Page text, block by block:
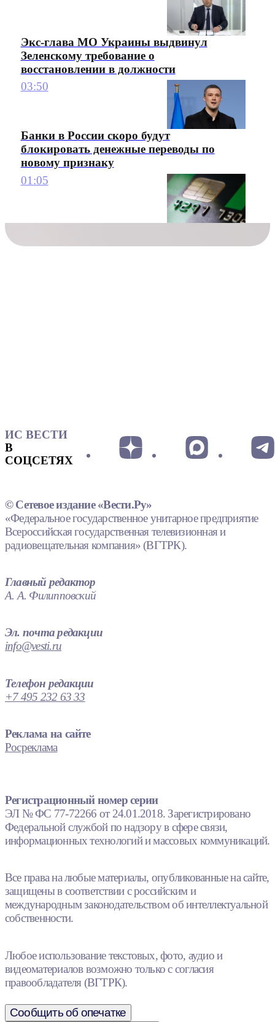
Экс-глава МО Украины выдвинул
Зеленскому требование о
восстановлении в должности
03:50
Банки в России скоро будут
блокировать денежные переводы по
новому признаку
01:05
ИС ВЕСТИ
В
СОЦСЕТЯХ
© Сетевое издание «Вести.Ру»
«Федеральное государственное унитарное предприятие
Всероссийская государственная телевизионная и
радиовещательная компания» (ВГТРК).
Главный редактор
А. А. Филипповский
Эл. почта редакции
info@vesti.ru
Телефон редакции
+7 495 232 63 33
Реклама на сайте
Росреклама
Регистрационный номер серии
ЭЛ № ФС 77-72266 от 24.01.2018. Зарегистрировано
Федеральной службой по надзору в сфере связи,
информационных технологий и массовых коммуникаций.
Все права на любые материалы, опубликованные на сайте,
защищены в соответствии с российским и
международным законодательством об интеллектуальной
собственности.
Любое использование текстовых, фото, аудио и
видеоматериалов возможно только с согласия
правообладателя (ВГТРК).
Сообщить об опечатке